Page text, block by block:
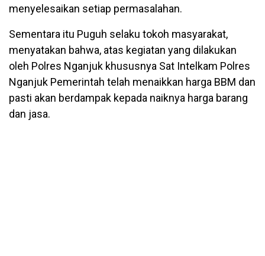
menyelesaikan setiap permasalahan.
Sementara itu Puguh selaku tokoh masyarakat,
menyatakan bahwa, atas kegiatan yang dilakukan
oleh Polres Nganjuk khususnya Sat Intelkam Polres
Nganjuk Pemerintah telah menaikkan harga BBM dan
pasti akan berdampak kepada naiknya harga barang
dan jasa.